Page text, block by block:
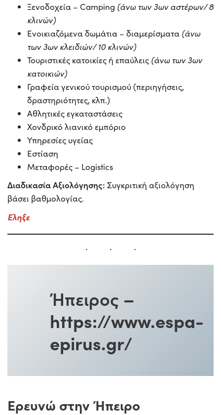
Ξενοδοχεία – Camping (άνω των 3ων αστέρων/ 8
κλινών)
Ενοικιαζόμενα δωμάτια – διαμερίσματα (άνω
των 3ων κλειδιών/ 10 κλινών)
Τουριστικές κατοικίες ή επαύλεις (άνω των 3ων
κατοικιών)
Γραφεία γενικού τουρισμού (περιηγήσεις,
δραστηριότητες, κλπ.)
Αθλητικές εγκαταστάσεις
Χονδρικό λιανικό εμπόριο
Υπηρεσίες υγείας
Εστίαση
Μεταφορές – Logistics
Διαδικασία Αξιολόγησης: Συγκριτική αξιολόγηση
βάσει βαθμολογίας.
Εληξε
Ήπειρος –
https://www.espa-
epirus.gr/
Ερευνώ στην Ήπειρο